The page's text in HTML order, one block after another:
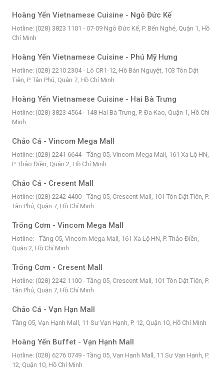
Hoàng Yến Vietnamese Cuisine - Ngô Đức Kế
Hotline: (028) 3823 1101 - 07-09 Ngô Đức Kế, P. Bến Nghé, Quận 1, Hồ
Chí Minh
Hoàng Yến Vietnamese Cuisine - Phú Mỹ Hưng
Hotline: (028) 2210 2304 - Lô CR1-12, Hồ Bán Nguyệt, 103 Tôn Dật
Tiên, P. Tân Phú, Quận 7, Hồ Chí Minh
Hoàng Yến Vietnamese Cuisine - Hai Bà Trưng
Hotline: (028) 3823 4564 - 148 Hai Bà Trưng, P. Đa Kao, Quận 1, Hồ Chí
Minh
Chảo Cá - Vincom Mega Mall
Hotline: (028) 2241 6644 - Tầng 05, Vincom Mega Mall, 161 Xa Lộ HN,
P. Thảo Điền, Quận 2, Hồ Chí Minh
Chảo Cá - Cresent Mall
Hotline: (028) 2242 4400 - Tầng 05, Crescent Mall, 101 Tôn Dật Tiên, P.
Tân Phú, Quận 7, Hồ Chí Minh
Trống Cơm - Vincom Mega Mall
Hotline: - Tầng 05, Vincom Mega Mall, 161 Xa Lộ HN, P. Thảo Điền,
Quận 2, Hồ Chí Minh
Trống Cơm - Cresent Mall
Hotline: (028) 2242 1100 - Tầng 05, Crescent Mall, 101 Tôn Dật Tiên, P.
Tân Phú, Quận 7, Hồ Chí Minh
Chảo Cá - Vạn Hạn Mall
Tầng 05, Vạn Hạnh Mall, 11 Sư Vạn Hạnh, P. 12, Quận 10, Hồ Chí Minh
Hoàng Yến Buffet - Vạn Hạnh Mall
Hotline: (028) 6276 0749 - Tầng 05, Vạn Hạnh Mall, 11 Sư Vạn Hạnh, P.
12, Quận 10, Hồ Chí Minh